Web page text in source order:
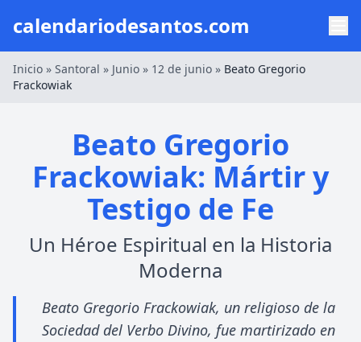
calendariodesantos.com
Inicio » Santoral » Junio » 12 de junio » Beato Gregorio
Frackowiak
Beato Gregorio
Frackowiak: Mártir y
Testigo de Fe
Un Héroe Espiritual en la Historia
Moderna
Beato Gregorio Frackowiak, un religioso de la
Sociedad del Verbo Divino, fue martirizado en